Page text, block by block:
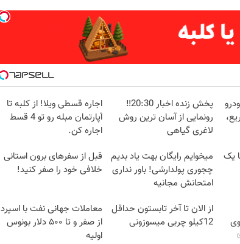
پخش زنده اخبار 20:30‼️
رونمایی از آسان ترین روش
لاغری گیاهی
اجاره‌ قسطی ویلا! از کلبه تا
آپارتمان مبله رو تو 4 قسط
اجاره کن.
یک
میخوایم رایگان بهت یاد بدیم
چجوری پولدارشی! باور نداری
امتحانش مجانیه
قبل از سفرهای برون استانی
خلافی خود را صفر کنید!
از الان تا آخر تابستون حداقل
12کیلو چربی میسوزونی
معاملات جهانی نفت با اسپرد
از صفر و تا ۵۰۰ دلار بونوس
اولیه